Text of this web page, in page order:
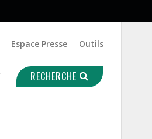
Espace Presse Outils
RECHERCHE